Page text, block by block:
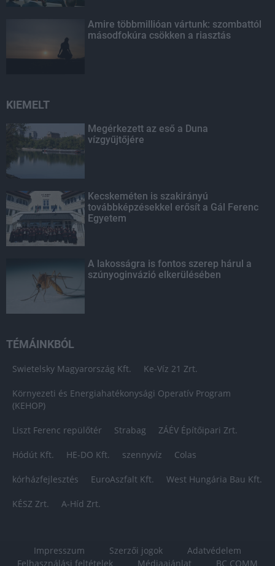
Amire többmillióan vártunk: szombattól
másodfokúra csökken a riasztás
KIEMELT
Megérkezett az eső a Duna
vízgyűjtőjére
Kecskeméten is szakirányú
továbbképzésekkel erősít a Gál Ferenc
Egyetem
A lakosságra is fontos szerep hárul a
szúnyoginvázió elkerülésében
TÉMÁINKBÓL
Swietelsky Magyarország Kft. Ke-Víz 21 Zrt.
Környezeti és Energiahatékonysági Operatív Program
(KEHOP)
Liszt Ferenc repülőtér Strabag ZÁÉV Építőipari Zrt.
Hódút Kft. HE-DO Kft. szennyvíz Colas
kórházfejlesztés EuroAszfalt Kft. West Hungária Bau Kft.
KÉSZ Zrt. A-Híd Zrt.
Impresszum Szerzői jogok
Adatvédelem
Felhasználási feltételek
Médiaajánlat BC COMM